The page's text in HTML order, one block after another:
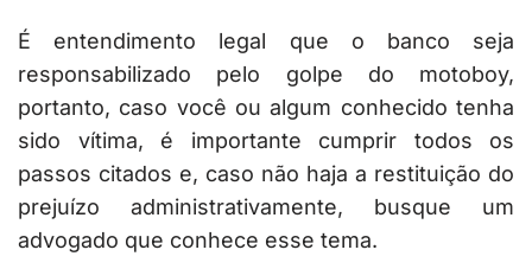
É entendimento legal que o banco seja
responsabilizado pelo golpe do motoboy,
portanto, caso você ou algum conhecido tenha
sido vítima, é importante cumprir todos os
passos citados e, caso não haja a restituição do
prejuízo administrativamente, busque um
advogado que conhece esse tema.